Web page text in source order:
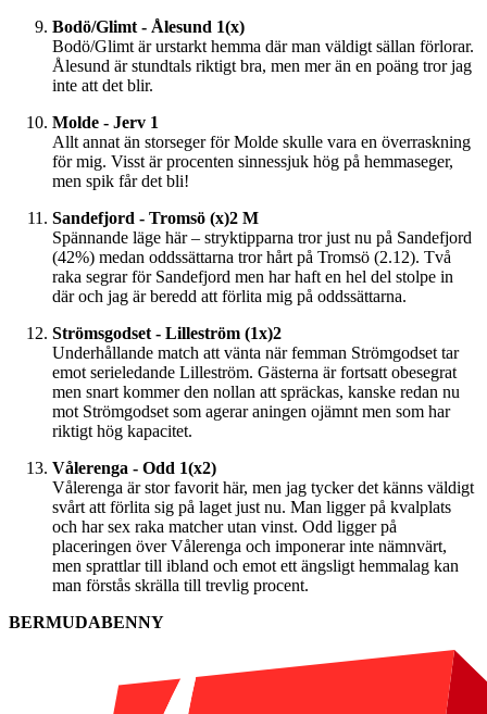
Bodö/Glimt - Ålesund 1(x)
Bodö/Glimt är urstarkt hemma där man väldigt sällan förlorar.
Ålesund är stundtals riktigt bra, men mer än en poäng tror jag
inte att det blir.
Molde - Jerv 1
Allt annat än storseger för Molde skulle vara en överraskning
för mig. Visst är procenten sinnessjuk hög på hemmaseger,
men spik får det bli!
Sandefjord - Tromsö (x)2 M
Spännande läge här – stryktipparna tror just nu på Sandefjord
(42%) medan oddssättarna tror hårt på Tromsö (2.12). Två
raka segrar för Sandefjord men har haft en hel del stolpe in
där och jag är beredd att förlita mig på oddssättarna.
Strömsgodset - Lilleström (1x)2
Underhållande match att vänta när femman Strömgodset tar
emot serieledande Lilleström. Gästerna är fortsatt obesegrat
men snart kommer den nollan att spräckas, kanske redan nu
mot Strömgodset som agerar aningen ojämnt men som har
riktigt hög kapacitet.
Vålerenga - Odd 1(x2)
Vålerenga är stor favorit här, men jag tycker det känns väldigt
svårt att förlita sig på laget just nu. Man ligger på kvalplats
och har sex raka matcher utan vinst. Odd ligger på
placeringen över Vålerenga och imponerar inte nämnvärt,
men sprattlar till ibland och emot ett ängsligt hemmalag kan
man förstås skrälla till trevlig procent.
BERMUDABENNY